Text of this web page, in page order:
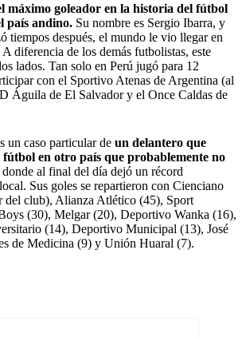
máximo goleador en la historia del fútbol
país andino. Su nombre es Sergio Ibarra, y
tiempos después, el mundo le vio llegar en
diferencia de los demás futbolistas, este
lados. Tan solo en Perú jugó para 12
con el Sportivo Atenas de Argentina (al
Águila de El Salvador y el Once Caldas de
un caso particular de un delantero que
en otro país que probablemente no
al final del día dejó un récord
Sus goles se repartieron con Cienciano
del club), Alianza Atlético (45), Sport
(30), Melgar (20), Deportivo Wanka (16),
(14), Deportivo Municipal (13), José
de Medicina (9) y Unión Huaral (7).